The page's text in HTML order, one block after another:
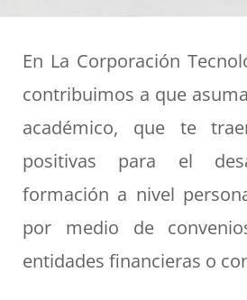
En La Corporación
contribuimos a que
académico, que te
positivas para el
formación a nivel
por medio de
entidades financieras o